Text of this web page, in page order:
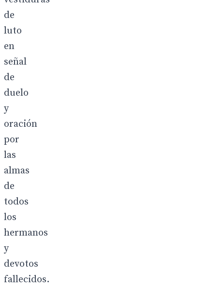
de
luto
en
señal
de
duelo
y
oración
por
las
almas
de
todos
los
hermanos
y
devotos
fallecidos.